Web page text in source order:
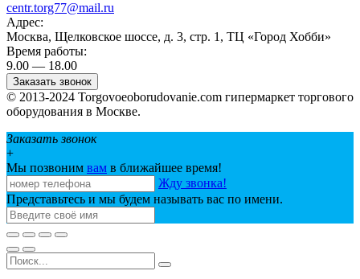
centr.torg77@mail.ru
Адрес:
Москва, Щелковское шоссе, д. 3, стр. 1, ТЦ «Город Хобби»
Время работы:
9.00 — 18.00
Заказать звонок
© 2013-2024 Torgovoeoborudovanie.com гипермаркет торгового
оборудования в Москве.
Заказать звонок
+
Мы позвоним вам в ближайшее время!
Жду звонка!
Представьтесь и мы будем называть вас по имени.